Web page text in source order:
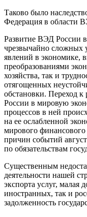
Таково было
Федера­ция в области
Развитие ВЭД России
чрезвы­чайно сложных
явлений в экономике,
преобразованиями
хозяйства, так и
отягощенных
обстановки. Переход
России в мировую
процессов в ней
на ее ослаб­ленной
мирового финансового
причин событий
по обязательствам
Существенным
деятельности нашей
экспорта услуг, малая
иностранных, так и
задолженность